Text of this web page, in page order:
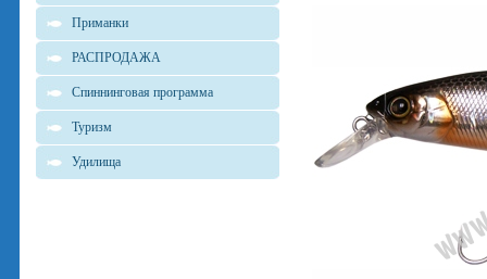
Приманки
РАСПРОДАЖА
Спиннинговая программа
Туризм
Удилища